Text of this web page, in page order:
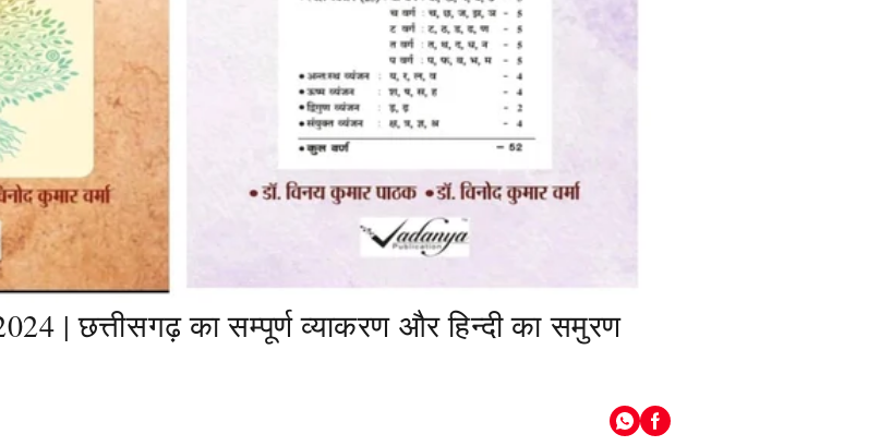
| छत्तीसगढ़ का सम्पूर्ण व्याकरण और हिन्दी का समुरण